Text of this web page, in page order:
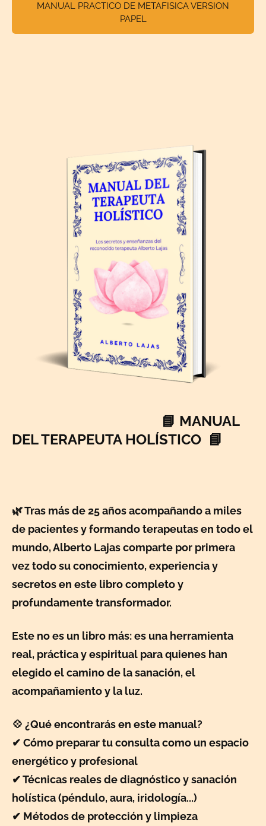
MANUAL PRACTICO DE METAFISICA VERSION
PAPEL
📘 MANUAL
DEL TERAPEUTA HOLÍSTICO 📘
🌿 Tras más de 25 años acompañando a miles
de pacientes y formando terapeutas en todo el
mundo, Alberto Lajas comparte por primera
vez todo su conocimiento, experiencia y
secretos en este libro completo y
profundamente transformador.
Este no es un libro más: es una herramienta
real, práctica y espiritual para quienes han
elegido el camino de la sanación, el
acompañamiento y la luz.
💠 ¿Qué encontrarás en este manual?
✔ Cómo preparar tu consulta como un espacio
energético y profesional
✔ Técnicas reales de diagnóstico y sanación
holística (péndulo, aura, iridología...)
✔ Métodos de protección y limpieza